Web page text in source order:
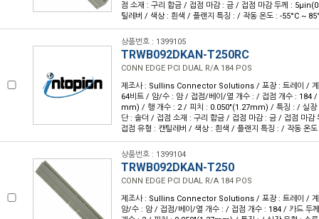
점 소재 : 구리 합금 / 접점 마감 : 금 / 접점 마감 두께 :
틸레버 / 색상 : 흰색 / 플랜지 특징 : / 작동 온도 : -55°C ~
상품번호 : 1399105
TRWB092DKAN-T250RC
CONN EDGE PCI DUAL R/A 184 POS
제조사 : Sullins Connector Solutions / 포장 : 트레이 / 계
64비트 / 암/수 : 암 / 접점/베이/열 개수 : / 접점 개수 : 184
mm) / 행 개수 : 2 / 피치 : 0.050"(1.27mm) / 특징 : / 실장
단 : 솔더 / 접점 소재 : 구리 합금 / 접점 마감 : 금 / 접점 마
접점 유형 : 캔틸레버 / 색상 : 흰색 / 플랜지 특징 : / 작동 온
상품번호 : 1399104
TRWB092DKAN-T250
CONN EDGE PCI DUAL R/A 184 POS
제조사 : Sullins Connector Solutions / 포장 : 트레이 /
암/수 : 암 / 접점/베이/열 개수 : / 접점 개수 : 184 / 카드